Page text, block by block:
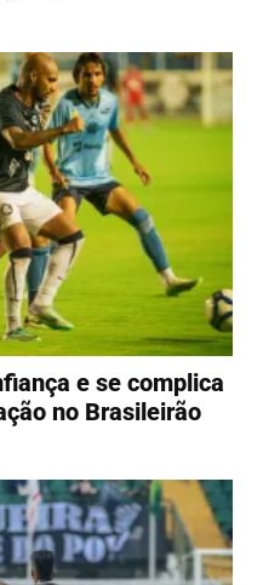
e se complica
no Brasileirão